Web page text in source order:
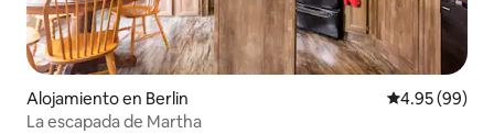
Alojamiento en Berlin Calificación
4.95 (99)
La escapada de Martha